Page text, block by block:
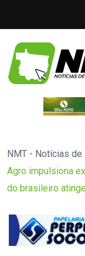
NMT - Notícias de
Agro impulsiona
do brasileiro